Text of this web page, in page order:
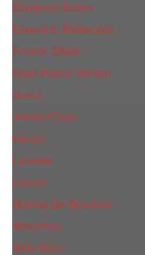
Elizabeth Arden
Escentric Molecules
Franck Oliver
Gian Marco Venturi
Gucci
Jimmy Choo
Kenzo
Lacoste
Lanvin
Marina De Bourbon
Moschino
Nina Ricci